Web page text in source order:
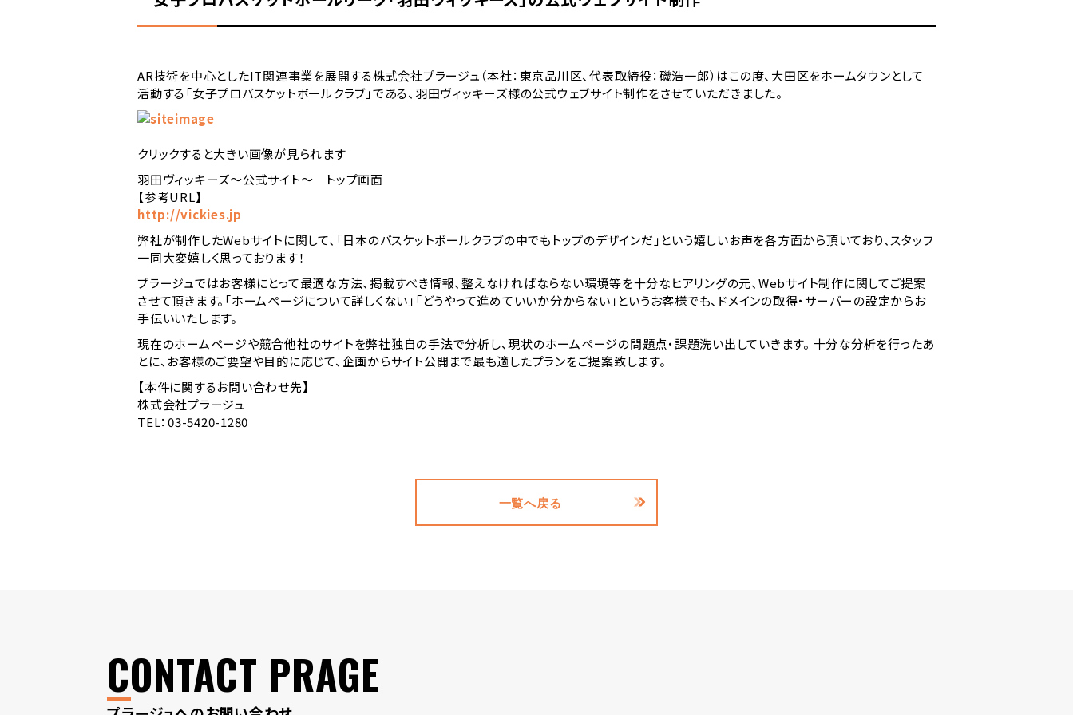
AR技術を中心としたIT関連事業を展開する株式会社プラージュ（本社：東京品川区、代表取締役：磯浩一郎）はこの度、大田区をホームタウンとして
活動する「女子プロバスケットボールクラブ」である、羽田ヴィッキーズ様の公式ウェブサイト制作をさせていただきました。
クリックすると大きい画像が見られます
羽田ヴィッキーズ～公式サイト～ トップ画面
【参考URL】
http://vickies.jp
弊社が制作したWebサイトに関して、「日本のバスケットボールクラブの中でもトップのデザインだ」という嬉しいお声を各方面から頂いており、スタッフ
一同大変嬉しく思っております！
プラージュではお客様にとって最適な方法、掲載すべき情報、整えなければならない環境等を十分なヒアリングの元、Webサイト制作に関してご提案
させて頂きます。「ホームページについて詳しくない」「どうやって進めていいか分からない」というお客様でも、ドメインの取得・サーバーの設定からお
手伝いいたします。
現在のホームページや競合他社のサイトを弊社独自の手法で分析し、現状のホームページの問題点・課題洗い出していきます。 十分な分析を行ったあ
とに、お客様のご要望や目的に応じて、企画からサイト公開まで最も適したプランをご提案致します。
【本件に関するお問い合わせ先】
株式会社プラージュ
TEL：03-5420-1280
一覧へ戻る
CONTACT PRAGE